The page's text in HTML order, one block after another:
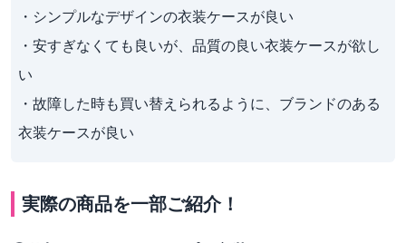
・シンプルなデザインの衣装ケースが良い
・安すぎなくても良いが、品質の良い衣装ケースが欲し
い
・故障した時も買い替えられるように、ブランドのある
衣装ケースが良い
実際の商品を一部ご紹介！